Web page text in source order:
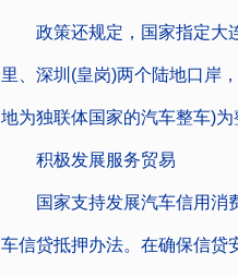
政策还规定，国家指定大连
里、深圳(皇岗)两个陆地口岸
地为独联体国家的汽车整车)
积极发展服务贸易
国家支持发展汽车信用消费
车信贷抵押办法。在确保信贷